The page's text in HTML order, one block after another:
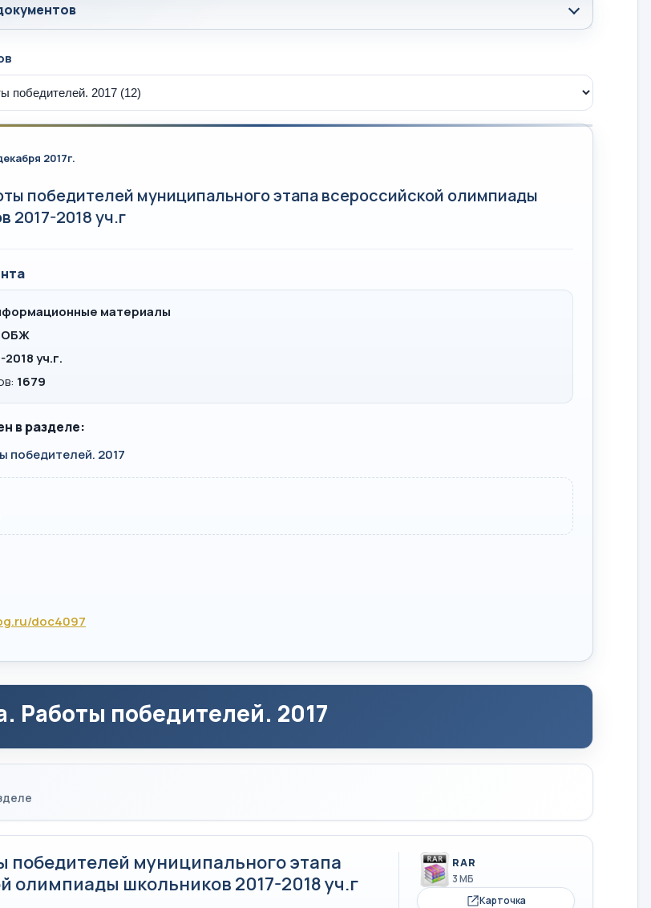
2017г.
победителей муниципального этапа всероссийской олимпиады
2017-2018 уч.г
материалы
ОБЖ
2018 уч.г.
1679
в разделе:
победителей. 2017
doc4097
Работы победителей. 2017
победителей муниципального этапа
олимпиады школьников 2017-2018 уч.г
RAR
3 МБ
Карточка